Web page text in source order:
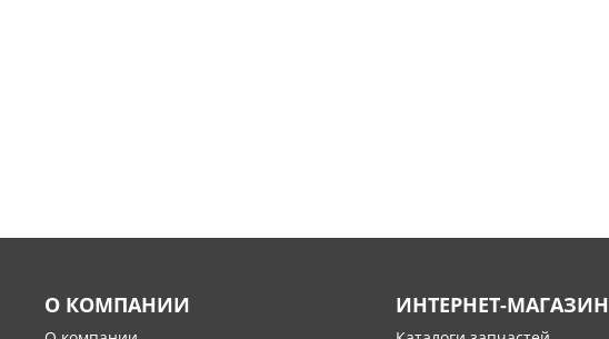
О КОМПАНИИ ИНТЕРНЕТ-МАГАЗИН